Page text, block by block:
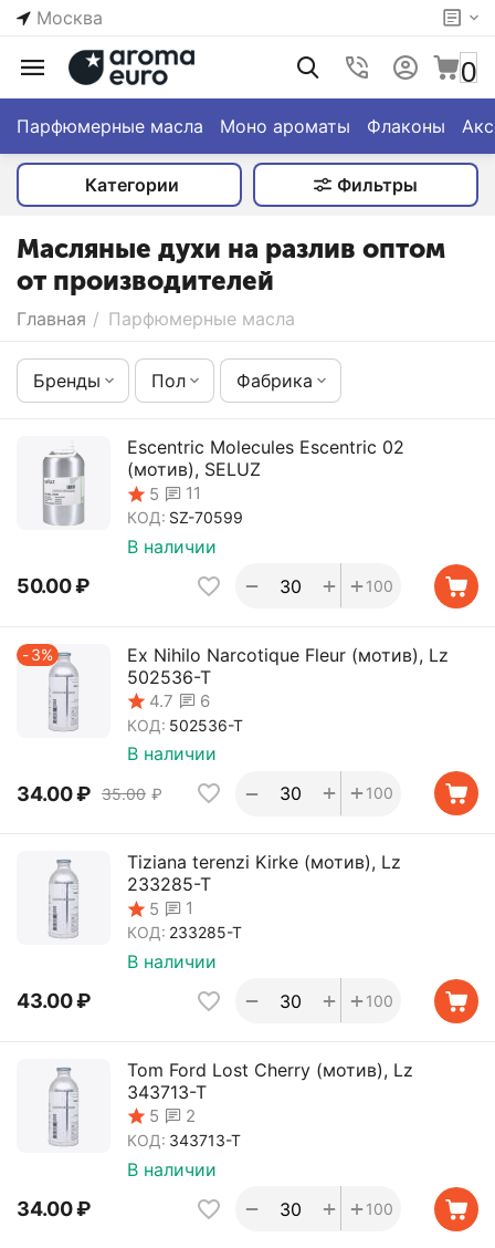
Москва
0
Парфюмерные масла Моно ароматы Флаконы
Категории Фильтры
Масляные духи на разлив оптом
от производителей
Главная / Парфюмерные масла
Бренды Пол Фабрика
Escentric Molecules Escentric 02
(мотив), SELUZ
5 11
КОД: SZ-70599
В наличии
50.00₽ + 100
+
−
3%
Ex Nihilo Narcotique Fleur (мотив), Lz
502536-T
4.7 6
КОД: 502536-T
В наличии
35.00 ₽
34.00₽ + 100
+
−
Tiziana terenzi Kirke (мотив), Lz
233285-T
5 1
КОД: 233285-T
В наличии
43.00₽ + 100
+
−
Tom Ford Lost Cherry (мотив), Lz
343713-T
5 2
КОД: 343713-T
В наличии
34.00₽ + 100
+
−